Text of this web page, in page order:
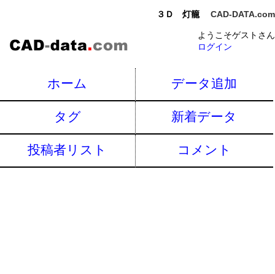
３Ｄ 灯籠 CAD-DATA.com
ようこそゲストさん
ログイン
ホーム データ追加
タグ 新着データ
投稿者リスト コメント